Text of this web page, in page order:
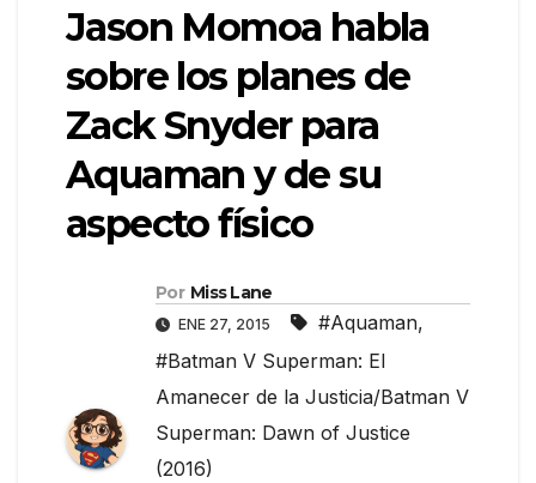
Jason Momoa habla
sobre los planes de
Zack Snyder para
Aquaman y de su
aspecto físico
Por Miss Lane
ENE 27, 2015 #Aquaman,
#Batman V Superman: El
Amanecer de la Justicia/Batman V
Superman: Dawn of Justice
(2016)